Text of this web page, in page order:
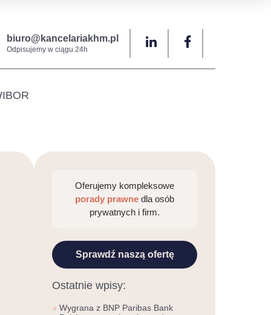
biuro@kancelariakhm.pl
Odpisujemy w ciągu 24h
Oferujemy kompleksowe
porady prawne dla osób
prywatnych i firm.
Sprawdź naszą ofertę
Ostatnie wpisy:
Wygrana z BNP Paribas Bank